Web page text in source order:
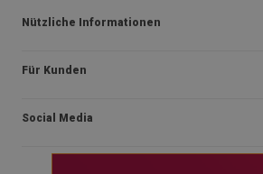
Nützliche Informationen
Rückgabe und beanstandungen
Datenschutzerklärung
Für Kunden
Impressum
Social Media